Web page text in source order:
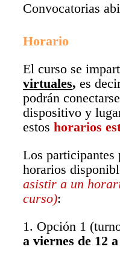
Convocatorias
Horario
El curso se
virtuales, es
podrán
dispositivo y
estos horarios
Los participantes
horarios
asistir a un
curso):
1. Opción 1
a viernes de 12